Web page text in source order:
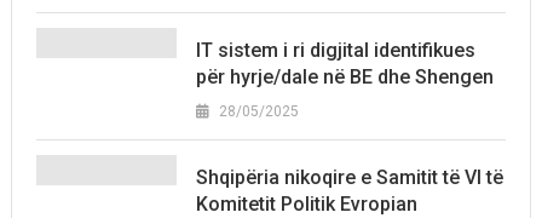
IT sistem i ri digjital identifikues
për hyrje/dale në BE dhe Shengen
28/05/2025
Shqipëria nikoqire e Samitit të VI të
Komitetit Politik Evropian